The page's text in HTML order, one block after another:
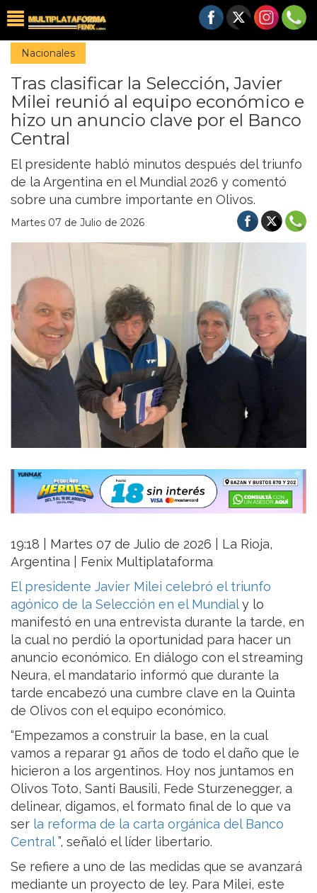
Nacionales
Tras clasificar la Selección, Javier
Milei reunió al equipo económico e
hizo un anuncio clave por el Banco
Central
El presidente habló minutos después del triunfo
de la Argentina en el Mundial 2026 y comentó
sobre una cumbre importante en Olivos.
Martes 07 de Julio de 2026
19:18 | Martes 07 de Julio de 2026 | La Rioja,
Argentina | Fenix Multiplataforma
El presidente Javier Milei celebró el triunfo
agónico de la Selección en el Mundialy lo
manifestó en una entrevista durante la tarde, en
la cual no perdió la oportunidad para hacer un
anuncio económico. En diálogo con el streaming
Neura, el mandatario informó que durante la
tarde encabezó una cumbre clave en la Quinta
de Olivos con el equipo económico.
“Empezamos a construir la base, en la cual
vamos a reparar 91 años de todo el daño que le
hicieron a los argentinos. Hoy nos juntamos en
Olivos Toto, Santi Bausili, Fede Sturzenegger, a
delinear, digamos, el formato final de lo que va
ser la reforma de la carta orgánica del Banco
Central”, señaló el líder libertario.
Se refiere a uno de las medidas que se avanzará
mediante un proyecto de ley. Para Milei, este